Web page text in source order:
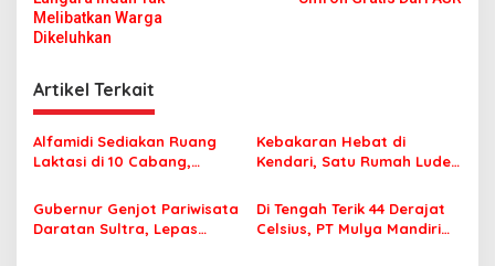
v
i
g
a
s
i
p
o
Melibatkan Warga
Dikeluhkan
Artikel Terkait
Alfamidi Sediakan Ruang
Laktasi di 10 Cabang,
ASI Eksklusif
Kebakaran Hebat di
Kendari, Satu Rumah Ludes
Gubernur Genjot Pariwisata
Daratan Sultra, Lepas
Di Tengah Terik 44 Derajat
Celsius, PT Mulya Mandiri